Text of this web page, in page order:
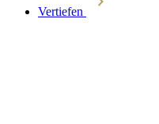
Vertiefen